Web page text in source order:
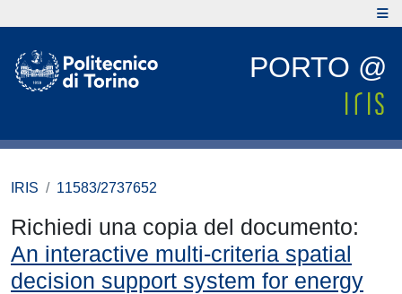
PORTO @
IRIS 11583/2737652
Richiedi una copia del documento:
An interactive multi-criteria spatial
decision support system for energy